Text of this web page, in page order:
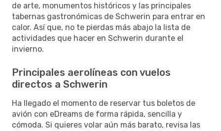
de arte, monumentos históricos y las principales
tabernas gastronómicas de Schwerin para entrar en
calor. Así que, no te pierdas más abajo la lista de
actividades que hacer en Schwerin durante el
invierno.
Principales aerolíneas con vuelos
directos a Schwerin
Ha llegado el momento de reservar tus boletos de
avión con eDreams de forma rápida, sencilla y
cómoda. Si quieres volar aún más barato, revisa las